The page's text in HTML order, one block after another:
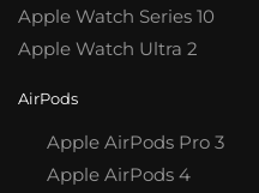
Apple Watch Series 10
Apple Watch Ultra 2
AirPods
Apple AirPods Pro 3
Apple AirPods 4